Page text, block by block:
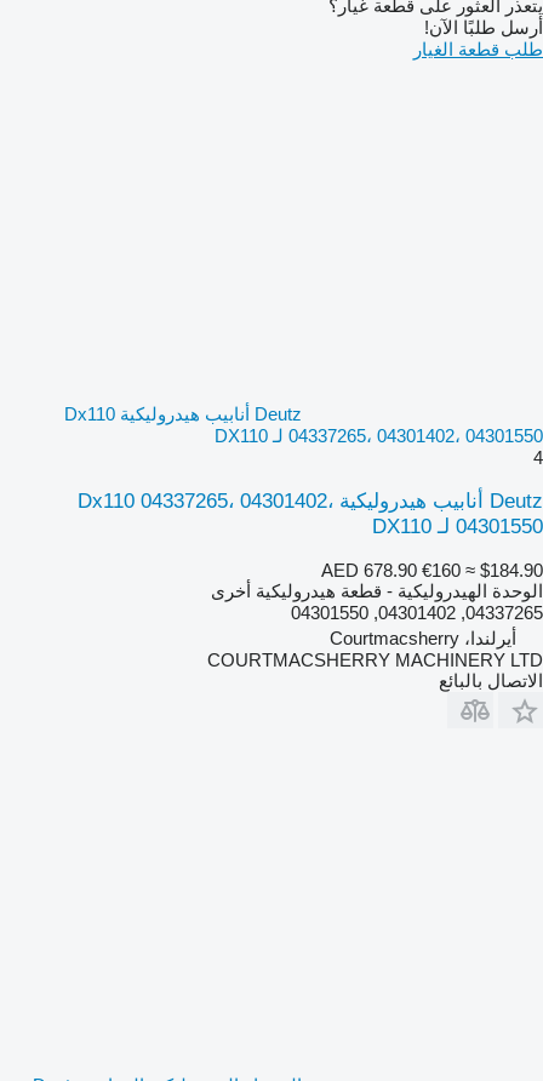
يتعذر العثور على قطعة غيار؟
أرسل طلبًا الآن!
طلب قطعة الغيار
Deutz أنابيب هيدروليكية Dx110
04337265، 04301402، 04301550 لـ DX110
4
Deutz أنابيب هيدروليكية Dx110 04337265، 04301402،
04301550 لـ DX110
AED 678.90 €160 ≈ $184.90
الوحدة الهيدروليكية - قطعة هيدروليكية أخرى
04337265, 04301402, 04301550
أيرلندا، Courtmacsherry
COURTMACSHERRY MACHINERY LTD
الاتصال بالبائع